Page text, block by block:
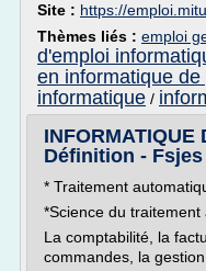
Site : https://
Thèmes liés : emploi
d'emploi
en informatique de
informatique /
INFORMATIQUE
Définition -
* Traitement
*Science du
La comptabilité, la
commandes, la